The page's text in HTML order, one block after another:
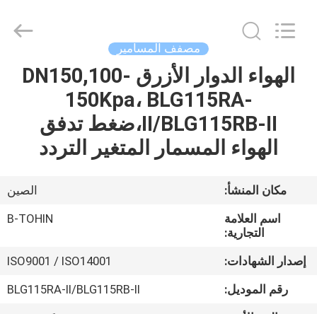
الصفحة
الرئيسية
منتجات
أشرطة
فيديو
معلومات
(Jiangsu)
مصفف المسامير
الهواء الدوار الأزرق DN150,100-
150Kpa، BLG115RA-
II/BLG115RB-II،ضغط تدفق
الهواء المسمار المتغير التردد
مكان المنشأ:
الصين
اسم العلامة
التجارية:
B-TOHIN
إصدار الشهادات:
ISO9001 / ISO14001
رقم الموديل:
BLG115RA-II/BLG115RB-II